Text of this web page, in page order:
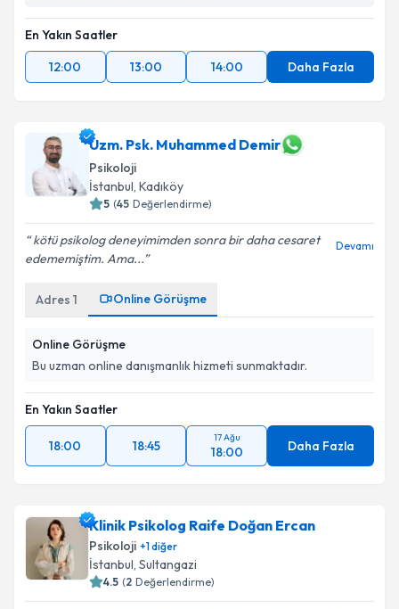
En Yakın Saatler
12:00
13:00 14:00 Daha Fazla
Uzm. Psk. Muhammed Demir
Psikoloji
İstanbul, Kadıköy
5 (45 Değerlendirme)
kötü psikolog deneyimimden sonra bir daha cesaret
edememiştim. Ama...
Devamı
Adres 1 Online Görüşme
Online Görüşme
Bu uzman online danışmanlık hizmeti sunmaktadır.
En Yakın Saatler
18:00 18:45
17 Ağu
18:00 Daha Fazla
Klinik Psikolog Raife Doğan Ercan
Psikoloji +1diğer
İstanbul, Sultangazi
4.5 (2 Değerlendirme)